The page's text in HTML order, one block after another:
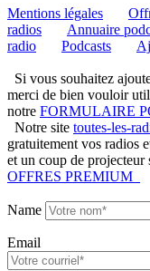
Mentions légales
radios
Annuaire
radio
Podcasts
Si vous souhaitez
merci de bien vouloir
notre FORMULAIRE
Notre site toutes-les-
gratuitement vos radios
et un coup de
OFFRES PREMIUM
Name
Email